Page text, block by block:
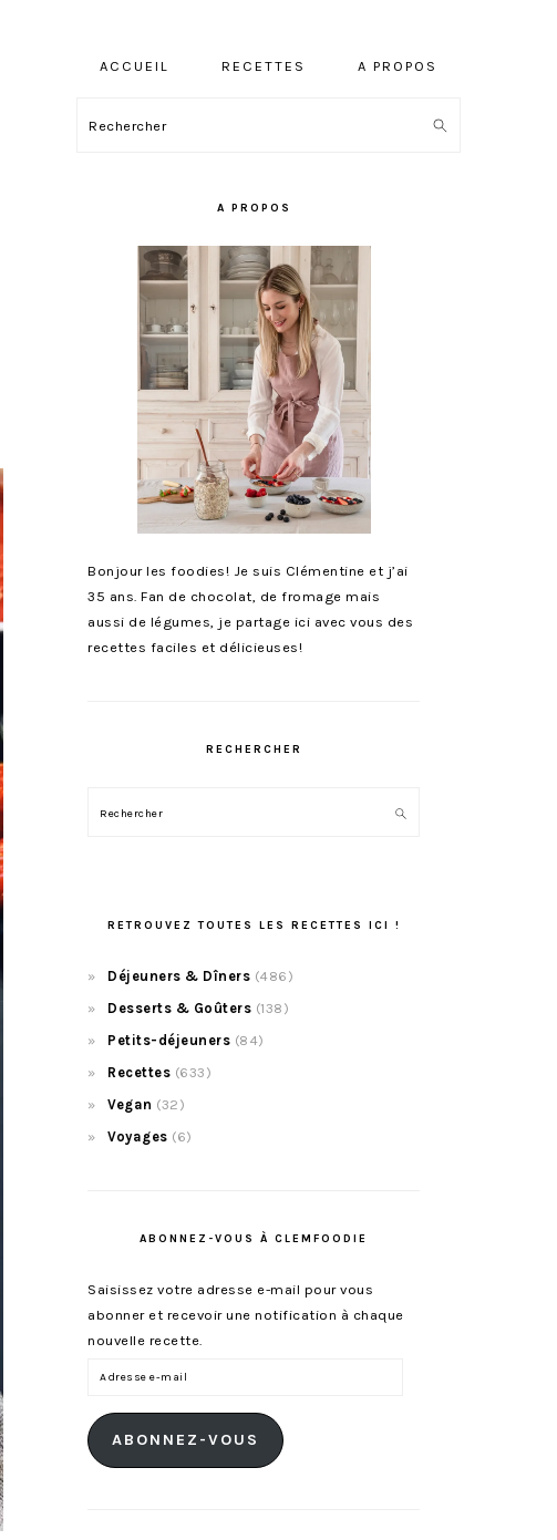
ACCUEIL RECETTES A PROPOS
Rechercher
A PROPOS
Bonjour les foodies! Je suis Clémentine et j’ai
35 ans. Fan de chocolat, de fromage mais
aussi de légumes, je partage ici avec vous des
recettes faciles et délicieuses!
RECHERCHER
Rechercher
RETROUVEZ TOUTES LES RECETTES ICI !
Déjeuners & Dîners (486)
Desserts & Goûters (138)
Petits-déjeuners (84)
Recettes (633)
Vegan (32)
Voyages (6)
ABONNEZ-VOUS À CLEMFOODIE
Saisissez votre adresse e-mail pour vous
abonner et recevoir une notification à chaque
nouvelle recette.
Adresse
mail
ABONNEZ-VOUS